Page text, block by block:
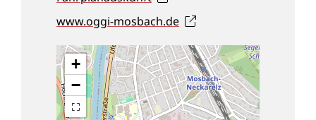
www.oggi-mosbach.de
+
−